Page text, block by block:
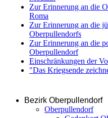
Zur Erinnerung an die
Roma
Zur Erinnerung an die
Oberpullendorfs
Zur Erinnerung an die
Oberpullendorf
Einschränkungen der
"Das Kriegsende
Bezirk Oberpullendorf
Oberpullendorf